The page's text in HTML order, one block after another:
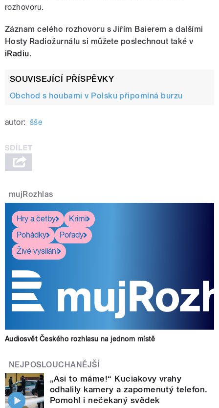
rozhovoru.
Záznam celého rozhovoru s Jiřím Baierem a dalšími
Hosty Radiožurnálu si můžete poslechnout také v
iRadiu.
SOUVISEJÍCÍ PŘÍSPĚVKY
Obchod s houbami v Polsku připomíná burzu
autor: šše
mujRozhlas
Hry a četby
Krimi
Pohádky
Pořady
Živé vysílání
Audiosvět Českého rozhlasu na jednom místě
NEJPOSLOUCHANĚJŠÍ
„Asi to máme!“ Kuciakovy vrahy
odhalily kamery a zapomenutý telefon.
Pomohl i nečekaný svědek